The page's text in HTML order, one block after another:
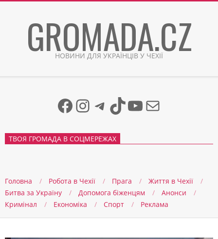
GROMADA.CZ
НОВИНИ ДЛЯ УКРАЇНЦІВ У ЧЕХІЇ
Facebook
Instagram
Telegram
TikTok
YouTube
Mail
ТВОЯ ГРОМАДА В СОЦМЕРЕЖАХ
Головна Робота в Чехії Прага
Життя в Чеxії
Битва за Україну
Допомога біженцям
Анонси
Кримінал
Економіка Спорт Реклама